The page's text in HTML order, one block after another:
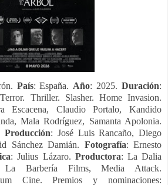
País: España. Año: 2025.Duración:
Thriller. Slasher. Home Invasion.
Escacena, Claudio Portalo, Kandido
Mala Rodríguez, Samanta Apolonia.
Producción: José Luis Rancaño, Diego
Sánchez Damián. Fotografía: Ernesto
: Julius Lázaro. Productora: La Dalia
Barbería Films, Media Attack.
Cine. Premios y nominaciones: